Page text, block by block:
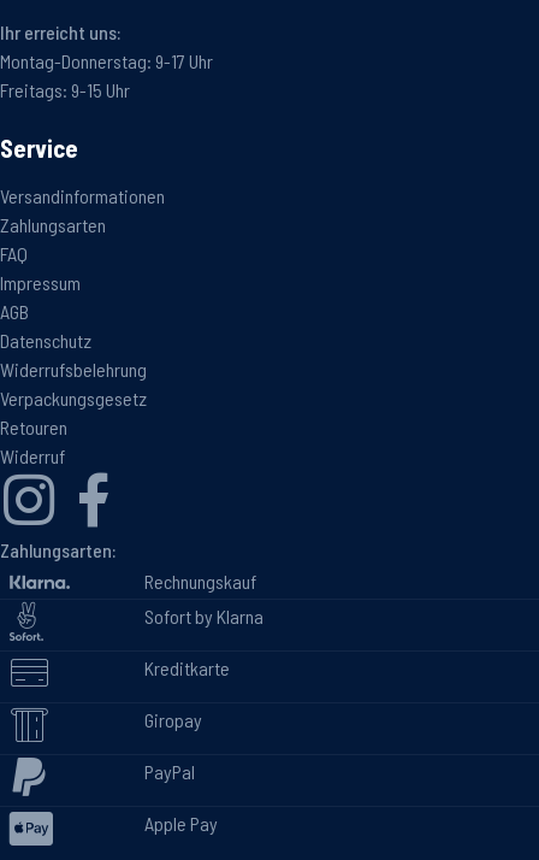
Ihr erreicht uns:
Montag-Donnerstag: 9-17 Uhr
Freitags: 9-15 Uhr
Service
Versandinformationen
Zahlungsarten
FAQ
Impressum
AGB
Datenschutz
Widerrufsbelehrung
Verpackungsgesetz
Retouren
Widerruf
Zahlungsarten:
Rechnungskauf
Sofort by Klarna
Kreditkarte
Giropay
PayPal
Apple Pay